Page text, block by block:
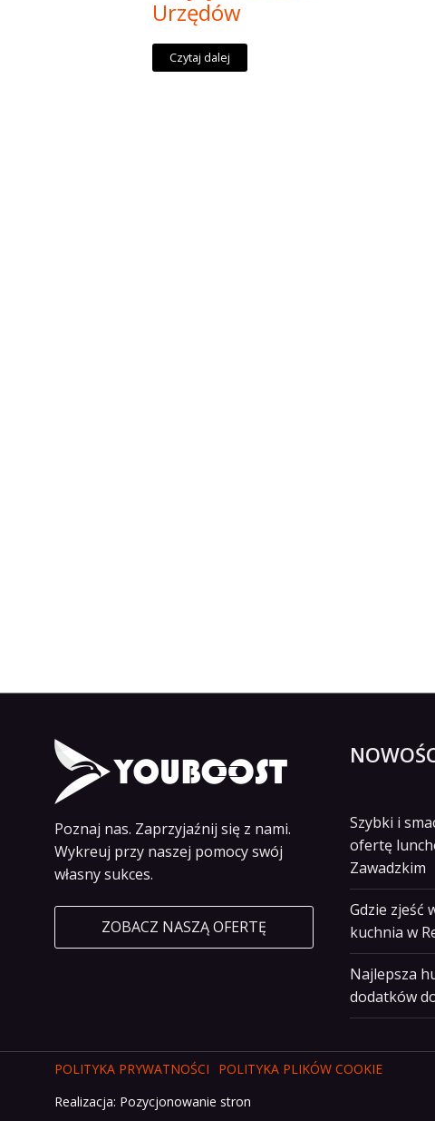
Urzędów
Czytaj dalej
Poznaj nas. Zaprzyjaźnij się z nami.
Wykreuj przy naszej pomocy swój
własny sukces.
ZOBACZ NASZĄ OFERTĘ
Szybki i
ofertę
Zawadzkim
Gdzie zjeść
kuchnia w
Najlepsza
dodatków
POLITYKA PRYWATNOŚCI
POLITYKA PLIKÓW COOKIE
Realizacja: Pozycjonowanie stron